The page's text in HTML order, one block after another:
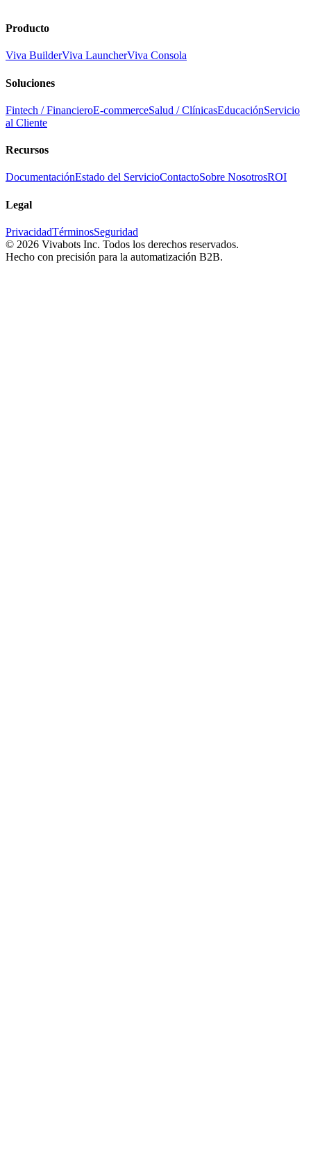
Producto
Viva BuilderViva LauncherViva Consola
Soluciones
Fintech / FinancieroE-commerceSalud / ClínicasEducaciónServicio
al Cliente
Recursos
DocumentaciónEstado del ServicioContactoSobre NosotrosROI
Legal
PrivacidadTérminosSeguridad
© 2026 Vivabots Inc. Todos los derechos reservados.
Hecho con precisión para la automatización B2B.